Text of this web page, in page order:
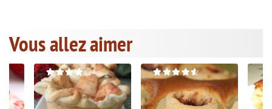
Vous allez aimer